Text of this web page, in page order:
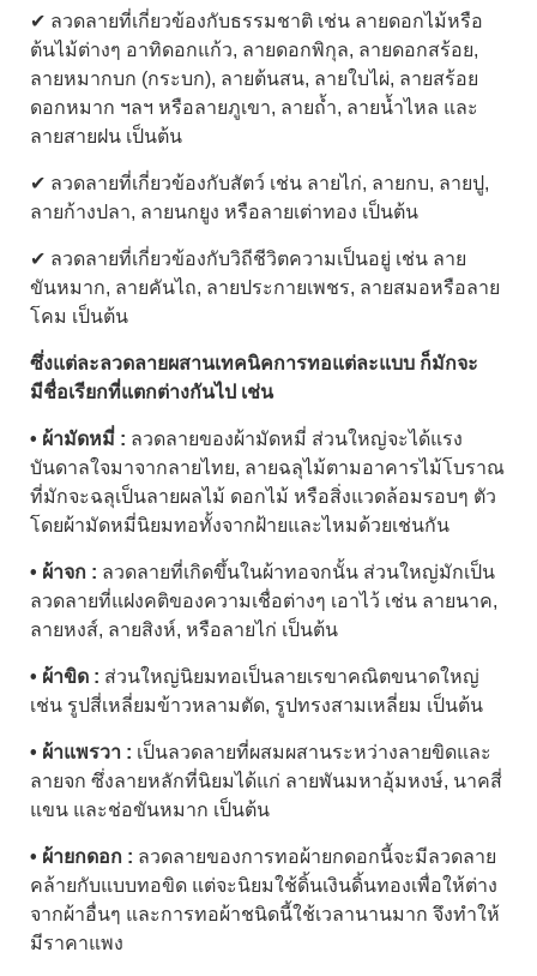
✔ ลวดลายที่เกี่ยวข้องกับธรรมชาติ เช่น ลายดอกไม้หรือ
ต้นไม้ต่างๆ อาทิดอกแก้ว, ลายดอกพิกุล, ลายดอกสร้อย,
ลายหมากบก (กระบก), ลายต้นสน, ลายใบไผ่, ลายสร้อย
ดอกหมาก ฯลฯ หรือลายภูเขา, ลายถ้ำ, ลายน้ำไหล และ
ลายสายฝน เป็นต้น
✔ ลวดลายที่เกี่ยวข้องกับสัตว์ เช่น ลายไก่, ลายกบ, ลายปู,
ลายก้างปลา, ลายนกยูง หรือลายเต่าทอง เป็นต้น
✔ ลวดลายที่เกี่ยวข้องกับวิถีชีวิตความเป็นอยู่ เช่น ลาย
ขันหมาก, ลายคันไถ, ลายประกายเพชร, ลายสมอหรือลาย
โคม เป็นต้น
ซึ่งแต่ละลวดลายผสานเทคนิคการทอแต่ละแบบ ก็มักจะ
มีชื่อเรียกที่แตกต่างกันไป เช่น
• ผ้ามัดหมี่ : ลวดลายของผ้ามัดหมี่ ส่วนใหญ่จะได้แรง
บันดาลใจมาจากลายไทย, ลายฉลุไม้ตามอาคารไม้โบราณ
ที่มักจะฉลุเป็นลายผลไม้ ดอกไม้ หรือสิ่งแวดล้อมรอบๆ ตัว
โดยผ้ามัดหมี่นิยมทอทั้งจากฝ้ายและไหมด้วยเช่นกัน
• ผ้าจก : ลวดลายที่เกิดขึ้นในผ้าทอจกนั้น ส่วนใหญ่มักเป็น
ลวดลายที่แฝงคติของความเชื่อต่างๆ เอาไว้ เช่น ลายนาค,
ลายหงส์, ลายสิงห์, หรือลายไก่ เป็นต้น
• ผ้าขิด : ส่วนใหญ่นิยมทอเป็นลายเรขาคณิตขนาดใหญ่
เช่น รูปสี่เหลี่ยมข้าวหลามตัด, รูปทรงสามเหลี่ยม เป็นต้น
• ผ้าแพรวา : เป็นลวดลายที่ผสมผสานระหว่างลายขิดและ
ลายจก ซึ่งลายหลักที่นิยมได้แก่ ลายพันมหาอุ้มหงษ์, นาคสี่
แขน และช่อขันหมาก เป็นต้น
• ผ้ายกดอก : ลวดลายของการทอผ้ายกดอกนี้จะมีลวดลาย
คล้ายกับแบบทอขิด แต่จะนิยมใช้ดิ้นเงินดิ้นทองเพื่อให้ต่าง
จากผ้าอื่นๆ และการทอผ้าชนิดนี้ใช้เวลานานมาก จึงทำให้
มีราคาแพง